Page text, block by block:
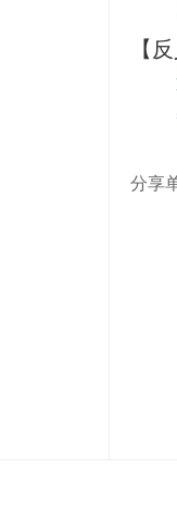
【
分享